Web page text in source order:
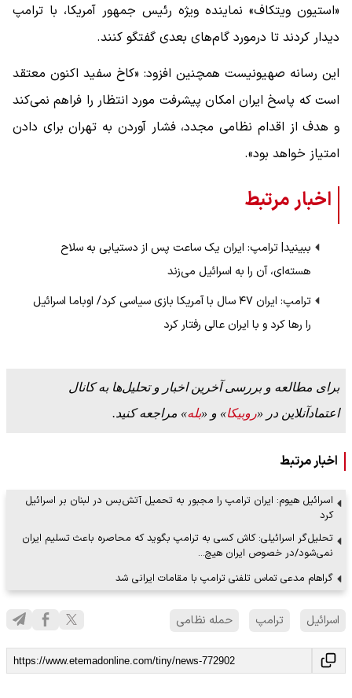
«استیون ویتکاف» نماینده ویژه رئیس جمهور آمریکا، با ترامپ
دیدار کردند تا درمورد گام‌های بعدی گفتگو کنند.
این رسانه صهیونیست همچنین افزود: «کاخ سفید اکنون معتقد
است که پاسخ ایران امکان پیشرفت مورد انتظار را فراهم نمی‌کند
و هدف از اقدام نظامی مجدد، فشار آوردن به تهران برای دادن
امتیاز خواهد بود».
اخبار مرتبط
ببینید| ترامپ: ایران یک ساعت پس از دستیابی به سلاح
هسته‌ای، آن را به اسرائیل می‌زند
ترامپ: ایران ۴۷ سال با آمریکا بازی سیاسی کرد/ اوباما اسرائیل
را رها کرد و با ایران عالی رفتار کرد
برای مطالعه و بررسی آخرین اخبار و تحلیل‌ها به کانال
اعتمادآنلاین در «روبیکا» و «بله» مراجعه کنید.
اخبار مرتبط
اسرائیل هیوم: ایران ترامپ را مجبور به تحمیل آتش‌بس در لبنان بر اسرائیل
کرد
تحلیل‌گر اسرائیلی: کاش کسی به ترامپ بگوید که محاصره باعث تسلیم ایران
نمی‌شود/در خصوص ایران هیچ…
گراهام مدعی تماس تلفنی ترامپ با مقامات ایرانی شد
اسرائیل ترامپ حمله نظامی